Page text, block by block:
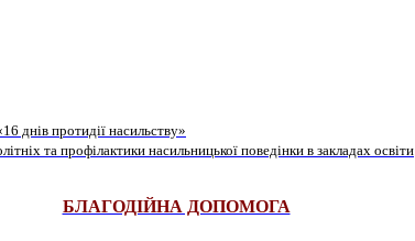
днів протидії насильству»
та профілактики насильницької поведінки в закладах освіти
БЛАГОДІЙНА ДОПОМОГА